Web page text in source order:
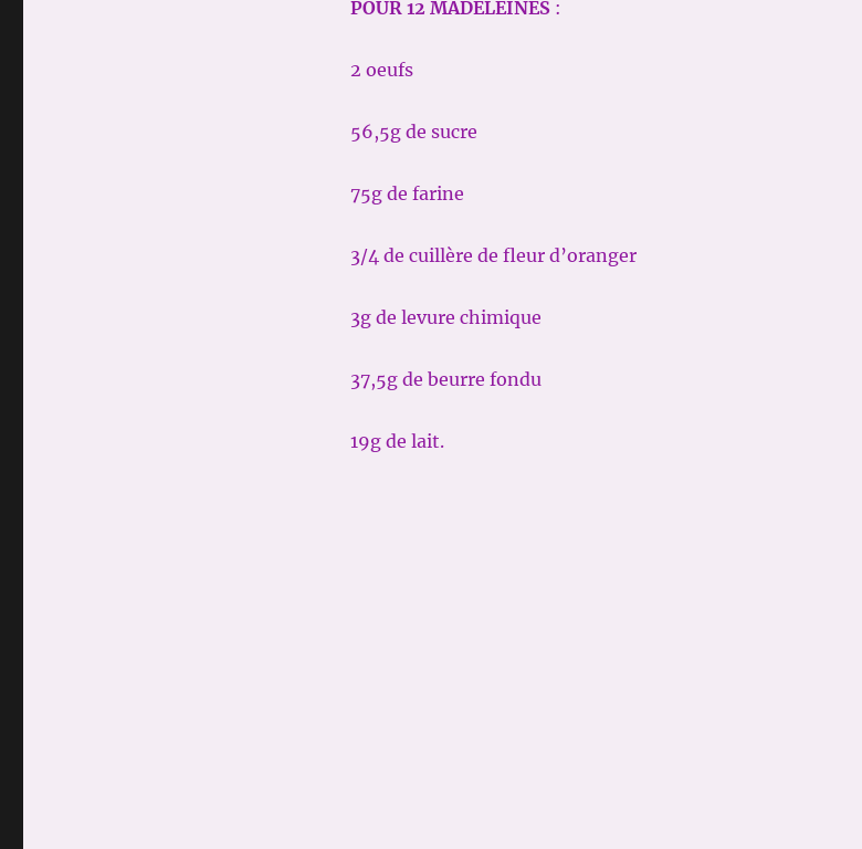
POUR 12 MADELEINES:
2 oeufs
56,5g de sucre
75g de farine
3/4 de cuillère de fleur d’oranger
3g de levure chimique
37,5g de beurre fondu
19g de lait.